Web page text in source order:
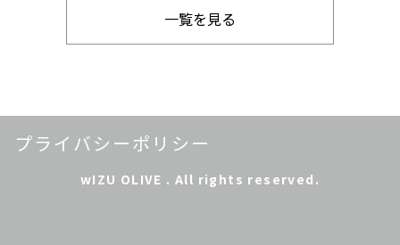
一覧を見る
プライバシーポリシー
wIZU OLIVE . All rights reserved.